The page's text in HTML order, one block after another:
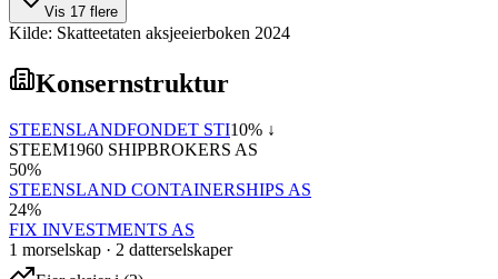
Vis 17 flere
Kilde: Skatteetaten aksjeeierboken 2024
Konsernstruktur
STEENSLANDFONDET STI10% ↓
STEEM1960 SHIPBROKERS AS
50%
STEENSLAND CONTAINERSHIPS AS
24%
FIX INVESTMENTS AS
1 morselskap · 2 datterselskaper